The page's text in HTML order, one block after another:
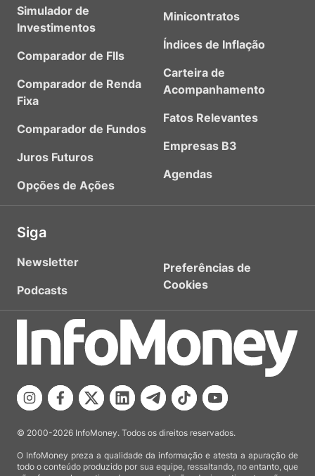
Simulador de
Investimentos
Comparador de FIIs
Comparador de Renda
Fixa
Comparador de Fundos
Juros Futuros
Opções de Ações
Minicontratos
Índices de Inflação
Carteira de
Acompanhamento
Fatos Relevantes
Empresas B3
Agendas
Siga
Newsletter
Podcasts
Preferências de
Cookies
© 2000-2026 InfoMoney. Todos os direitos reservados.
O InfoMoney preza a qualidade da informação e atesta a apuração de
todo o conteúdo produzido por sua equipe, ressaltando, no entanto, que